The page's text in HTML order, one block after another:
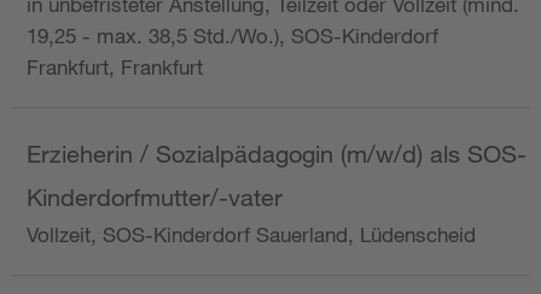
19,25 - max. 38,5 Std./Wo.), SOS-Kinderdorf
Frankfurt, Frankfurt
Erzieherin / Sozialpädagogin (m/w/d) als SOS-
Kinderdorfmutter/-vater
Vollzeit, SOS-Kinderdorf Sauerland, Lüdenscheid